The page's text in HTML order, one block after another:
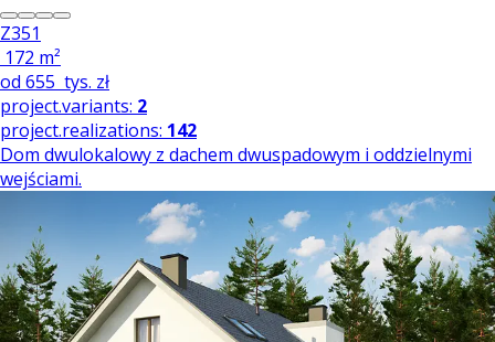
Z351
172 m²
od 655 tys. zł
project.variants: 2
project.realizations: 142
Dom dwulokalowy z dachem dwuspadowym i oddzielnymi
wejściami.